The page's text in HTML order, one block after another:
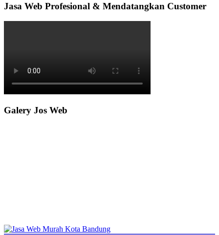
Jasa Web Profesional & Mendatangkan Customer
Galery Jos Web